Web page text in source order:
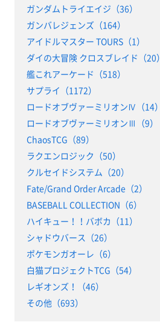
ガンダムトライエイジ（36）
ガンバレジェンズ（164）
アイドルマスター TOURS（1）
ダイの大冒険 クロスブレイド（20）
艦これアーケード（518）
サプライ（1172）
ロードオブヴァーミリオンⅣ（14）
ロードオブヴァーミリオンⅢ（9）
ChaosTCG（89）
ラクエンロジック（50）
クルセイドシステム（20）
Fate/Grand Order Arcade（2）
BASEBALL COLLECTION（6）
ハイキュー！！バボカ（11）
シャドウバース（26）
ポケモンガオーレ（6）
白猫プロジェクトTCG（54）
レギオンズ！（46）
その他（693）